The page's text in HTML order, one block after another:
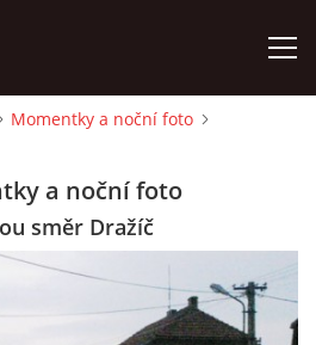
Momentky a noční foto
a noční foto
směr Dražíč